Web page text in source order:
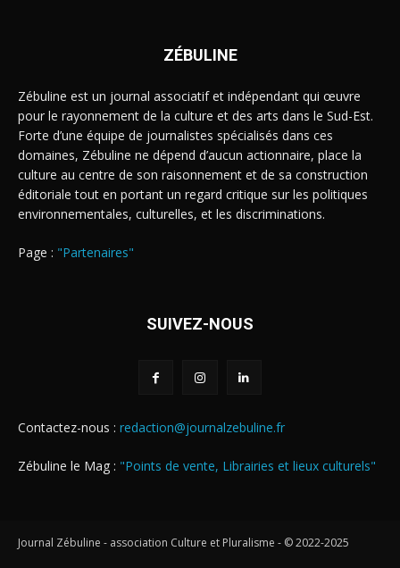
ZÉBULINE
Zébuline est un journal associatif et indépendant qui œuvre
pour le rayonnement de la culture et des arts dans le Sud-Est.
Forte d’une équipe de journalistes spécialisés dans ces
domaines, Zébuline ne dépend d’aucun actionnaire, place la
culture au centre de son raisonnement et de sa construction
éditoriale tout en portant un regard critique sur les politiques
environnementales, culturelles, et les discriminations.
Page : "Partenaires"
SUIVEZ-NOUS
Contactez-nous : redaction@journalzebuline.fr
Zébuline le Mag : "Points de vente, Librairies et lieux culturels"
Journal Zébuline - association Culture et Pluralisme - © 2022-2025